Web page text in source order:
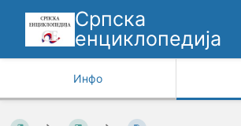
Српска
енциклопедија
Инфо